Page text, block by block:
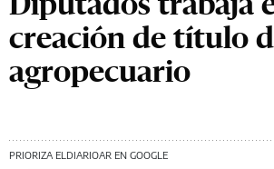
creación de título
agropecuario
PRIORIZA ELDIARIOAR EN GOOGLE